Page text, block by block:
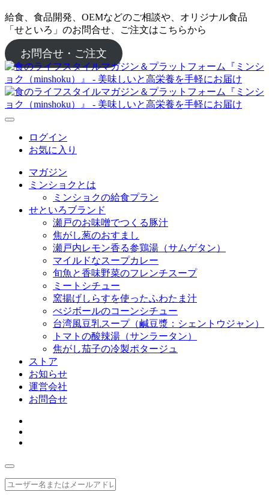
給食、食品開発、OEMなどのご相談や、オリジナル食品
「せといろ」のお問合せ、ご注文はこちらから
お問合せ・ご注文
ログイン
お気に入り
マガジン
ミンショクとは
ミンショクの給食プラン
せといろブランド
瀬戸のお味噌でつくる豚汁
焦がし葱のおすまし
瀬戸内レモン香る参鶏湯（サムゲタン）
マイルドなスープカレー
旬魚と香味野菜のフレンチスープ
ミートシチュー
窯揚げしらすを使ったふわたま汁
べジボールのコーンシチュー
台湾風豆乳スープ（鹹豆漿：シェントウジャン）
トマトの酸辣湯（サンラータン）
焦がし茄子の冷製ポタージュ
ストア
お知らせ
運営会社
お問合せ